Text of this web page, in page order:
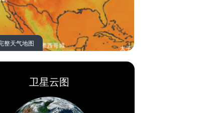
整天气地图
卫星云图